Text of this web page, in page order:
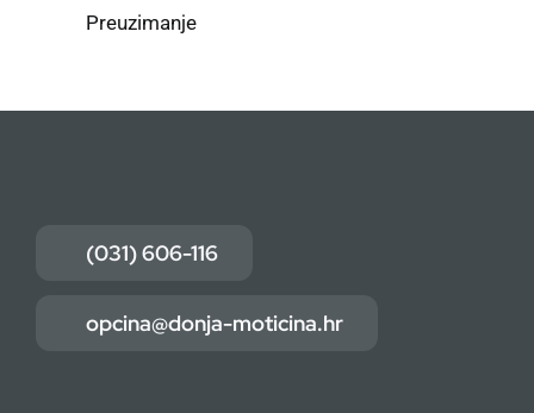
Preuzimanje
(031) 606-116
opcina@donja-moticina.hr